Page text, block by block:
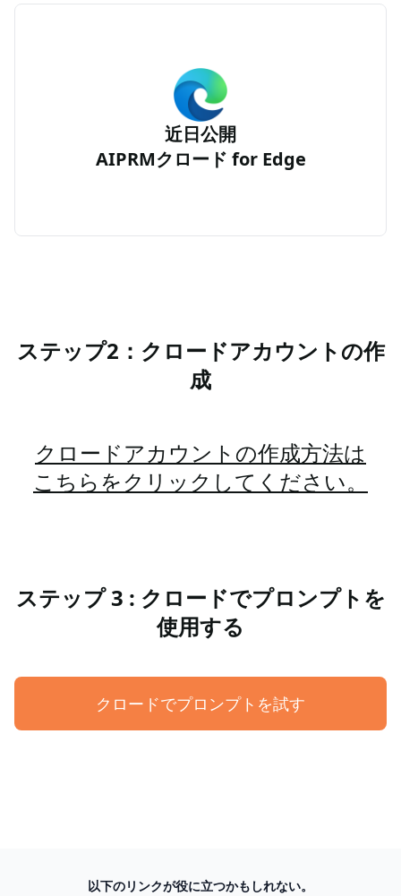
近日公開
AIPRMクロード for Edge
ステップ2：クロードアカウントの作
成
クロードアカウントの作成方法は
こちらをクリックしてください。
ステップ 3 : クロードでプロンプトを
使用する
クロードでプロンプトを試す
以下のリンクが役に立つかもしれない。